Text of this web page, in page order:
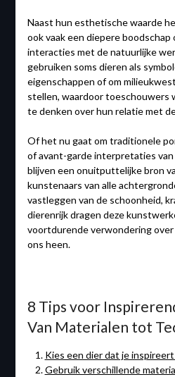
Naast hun esthetische waarde
ook vaak een diepere
interacties met de natuurlijke
gebruiken soms dieren als
eigenschappen of om
stellen, waardoor toeschouwers
te denken over hun relatie met
Of het nu gaat om traditionele
of avant-garde interpretaties
blijven een onuitputtelijke bron
kunstenaars van alle
vastleggen van de schoonheid,
dierenrijk dragen deze
voortdurende verwondering
ons heen.
8 Tips voor
Van Materialen tot
Kies een dier dat je
Gebruik verschillende